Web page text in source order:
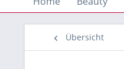
Übersicht